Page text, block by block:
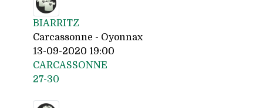
BIARRITZ
Carcassonne - Oyonnax
13-09-2020 19:00
CARCASSONNE
27-30